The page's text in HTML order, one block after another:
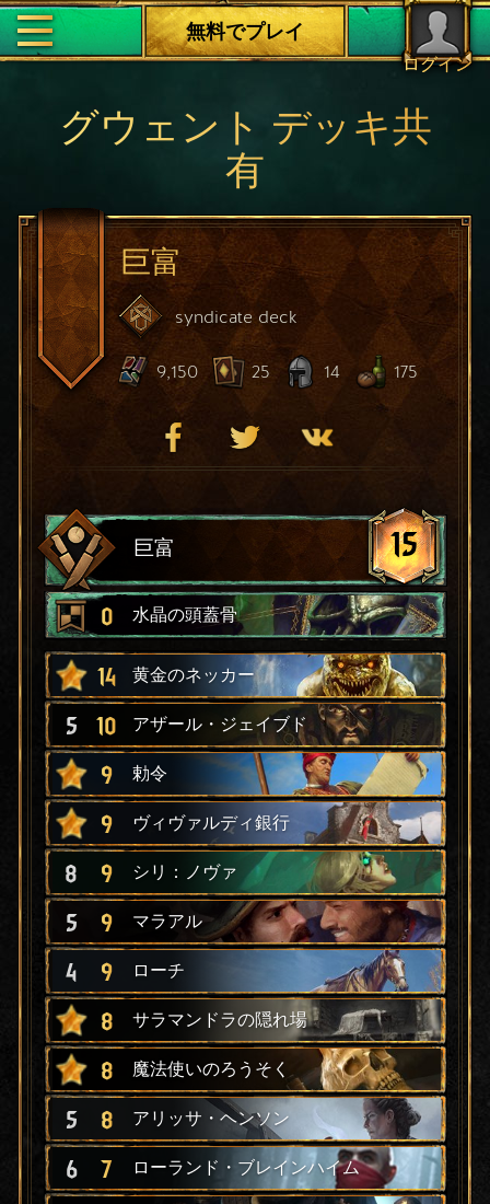
ログイン
無料でプレイ
グウェント デッキ共
有
巨富
syndicate deck
9,150 25 14 175
巨富 15
0 水晶の頭蓋骨
14 黄金のネッカー
5 10 アザール・ジェイブド
9 勅令
9 ヴィヴァルディ銀行
8 9 シリ：ノヴァ
5 9 マラアル
4 9 ローチ
8 サラマンドラの隠れ場
8 魔法使いのろうそく
5 8 アリッサ・ヘンソン
6 7 ローランド・ブレインハイム